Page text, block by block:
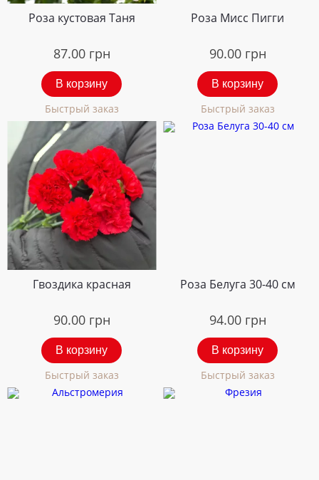
Роза кустовая Таня
87.00 грн
В корзину
Быстрый заказ
Роза Мисc Пигги
90.00 грн
В корзину
Быстрый заказ
Гвоздика красная
90.00 грн
В корзину
Быстрый заказ
Роза Белуга 30-40 см
94.00 грн
В корзину
Быстрый заказ